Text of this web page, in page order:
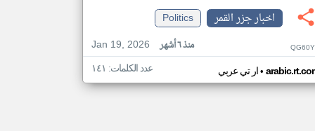
اخبار جزر القمر
Politics
Jan 19, 2026
منذ ٦ أشهر
ار تي عربي• عدد الكلمات: ١٤١